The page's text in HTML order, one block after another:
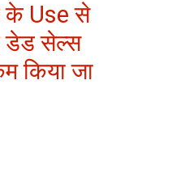
के Use से
डेड सेल्स
किया जा